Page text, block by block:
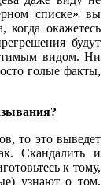
списке»вы
,когда окажетесь
будут
видом.Ни
голые факты,
,то это выведет
.Скандалить
и
к тому,
) узнают о том,